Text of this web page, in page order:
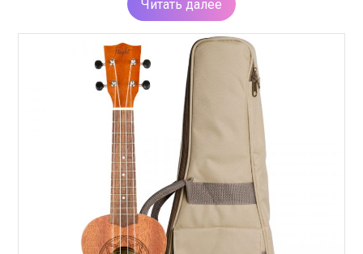
Читать далее